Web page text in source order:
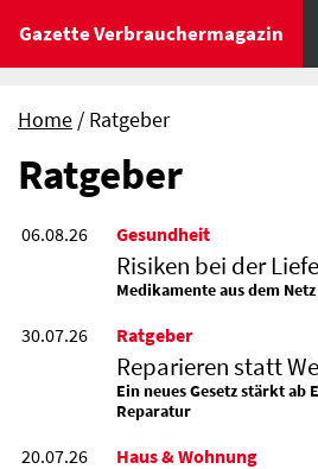
Gazette Verbrauchermagazin
Home Ratgeber
Ratgeber
06.08.26 Gesundheit
Risiken bei der
Medikamente aus dem Netz
30.07.26 Ratgeber
Reparieren statt
Ein neues Gesetz stärkt ab
Reparatur
20.07.26 Haus & Wohnung